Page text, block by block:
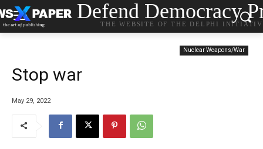
Defend Democracy
THE WEBSITE OF THE DELPHI
Nuclear Weapons/War
Stop war
May 29, 2022